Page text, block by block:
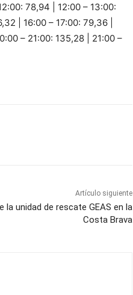
78,94 | 12:00 – 13:00:
| 16:00 – 17:00: 79,36 |
– 21:00: 135,28 | 21:00 –
Artículo siguiente
la unidad de rescate GEAS en la
Costa Brava